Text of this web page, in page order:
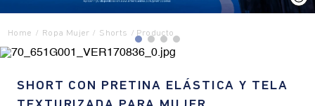
Ropa Mujer Shorts
SHORT CON PRETINA ELÁSTICA Y TELA